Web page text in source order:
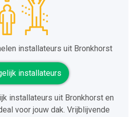
installateurs uit Bronkhorst
installateurs
installateurs uit Bronkhorst en
voor jouw dak. Vrijblijvende